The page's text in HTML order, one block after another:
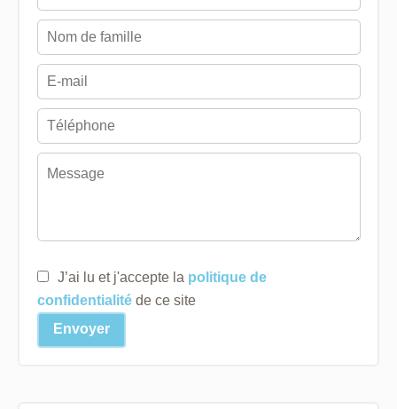
J’ai lu et j'accepte la politique de
confidentialitéde ce site
Envoyer